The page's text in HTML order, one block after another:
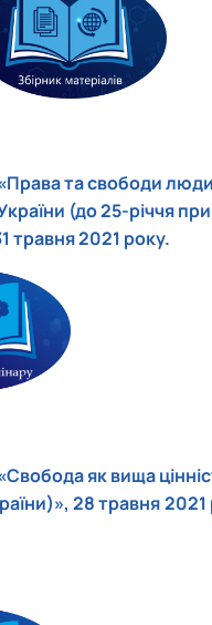
та свободи
(до 25-річчя при
травня 2021 року.
як вища
28 травня 2021